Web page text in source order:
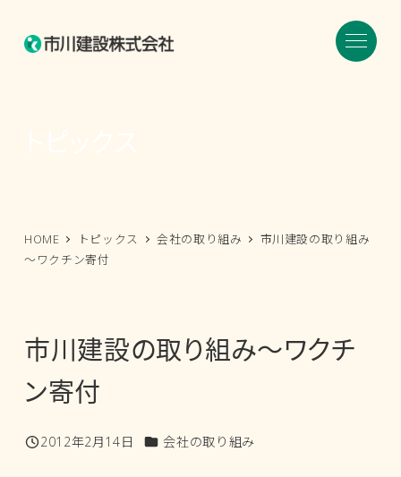
HOME トピックス 会社の取り組み
市川建設の取り組み
～ワクチン寄付
市川建設の取り組み～ワクチ
ン寄付
投稿日
2012年2月14日 カテゴリー
会社の取り組み